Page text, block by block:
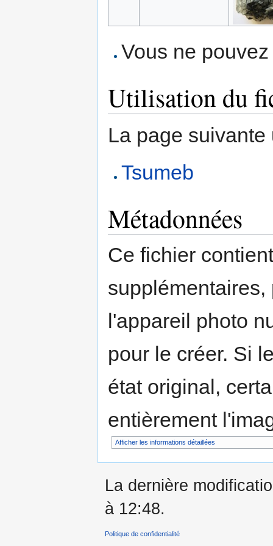
Vous ne
Utilisation du
La page
Tsumeb
Métadonnées
Ce fichier
l'appareil photo
pour le créer. Si
état original,
entièrement
Afficher les informations détaillées
La dernière
à 12:48.
Politique de confidentialité